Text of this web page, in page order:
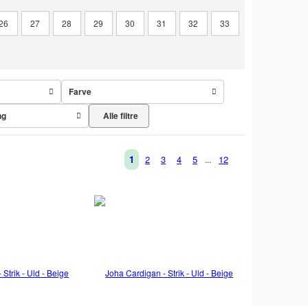
27 28 29 30 31 32 33
Farve
Alle filtre
1 2 3 4 5 ... 12